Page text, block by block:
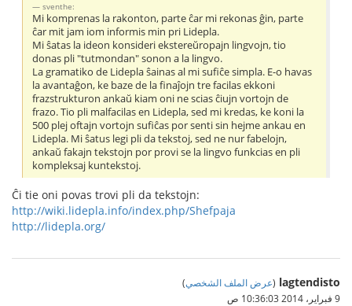
sventhe:
Mi komprenas la rakonton, parte ĉar mi rekonas ĝin, parte
ĉar mit jam iom informis min pri Lidepla.
Mi ŝatas la ideon konsideri ekstereŭropajn lingvojn, tio
donas pli "tutmondan" sonon a la lingvo.
La gramatiko de Lidepla ŝainas al mi sufiĉe simpla. E-o havas
la avantaĝon, ke baze de la finaĵojn tre facilas ekkoni
frazstrukturon ankaŭ kiam oni ne scias ĉiujn vortojn de
frazo. Tio pli malfacilas en Lidepla, sed mi kredas, ke koni la
500 plej oftajn vortojn sufiĉas por senti sin hejme ankau en
Lidepla. Mi ŝatus legi pli da tekstoj, sed ne nur fabelojn,
ankaŭ fakajn tekstojn por provi se la lingvo funkcias en pli
kompleksaj kuntekstoj.
Ĉi tie oni povas trovi pli da tekstojn:
http://wiki.lidepla.info/index.php/Shefpaja
http://lidepla.org/
lagtendisto
(عرض الملف الشخصي)
9 فبراير، 2014 10:36:03 ص